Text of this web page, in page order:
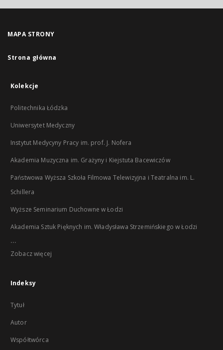
MAPA STRONY
Strona główna
Kolekcje
Politechnika Łódzka
Uniwersytet Medyczny
Instytut Medycyny Pracy im. prof. J. Nofera
Akademia Muzyczna im. Grażyny i Kiejstuta Bacewiczów
Państwowa Wyższa Szkoła Filmowa Telewizyjna i Teatralna im. L.
Schillera
Wyższe Seminarium Duchowne w Łodzi
Akademia Sztuk Pięknych im. Władysława Strzemińskiego w Łodzi
...
Zobacz więcej
Indeksy
Tytuł
Autor
Współtwórca